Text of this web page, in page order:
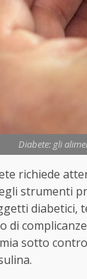
Diabete: gli
richiede
strumenti
diabetici,
di
sotto